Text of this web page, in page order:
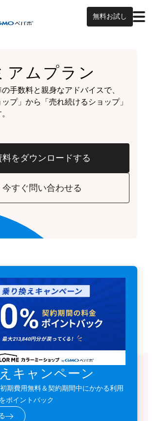
無料お試し
アムプラン
手数料と親身なアドバイスで、
ップ」から「売れ続けるショップ」
料をダウンロードする
今すぐ問い合わせる
キャンペーン
初期費用無料＆契約期間中にかかる利用
ポイントバック